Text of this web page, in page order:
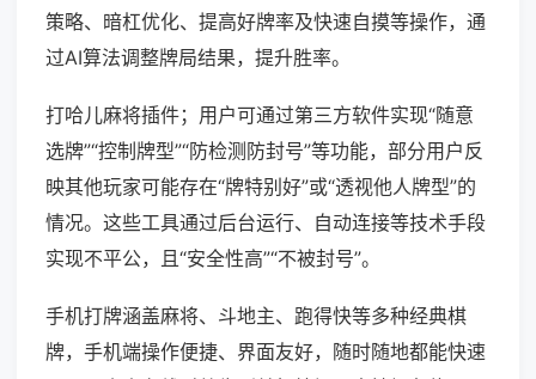
策略、暗杠优化、提高好牌率及快速自摸等操作，通
过AI算法调整牌局结果，提升胜率。
打哈儿麻将插件；用户可通过第三方软件实现“随意
选牌”“控制牌型”“防检测防封号”等功能，部分用户反
映其他玩家可能存在“牌特别好”或“透视他人牌型”的
情况。这些工具通过后台运行、自动连接等技术手段
实现不平公，且“安全性高”“不被封号”。
手机打牌涵盖麻将、斗地主、跑得快等多种经典棋
牌，手机端操作便捷、界面友好，随时随地都能快速